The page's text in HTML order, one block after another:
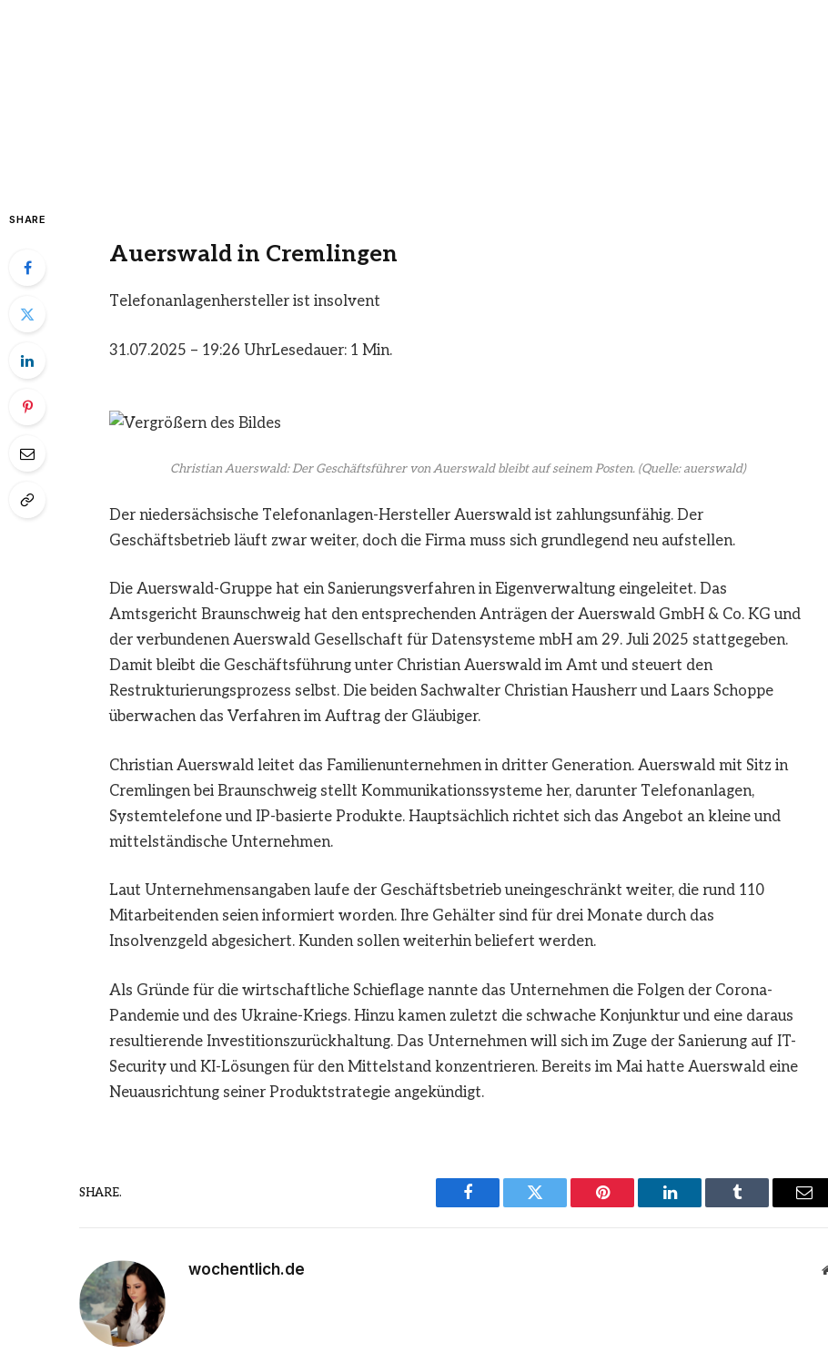
SHARE
Auerswald in Cremlingen
Telefonanlagenhersteller ist insolvent
31.07.2025 – 19:26 UhrLesedauer: 1 Min.
Christian Auerswald: Der Geschäftsführer von Auerswald bleibt auf seinem Posten.(Quelle: auerswald)
Der niedersächsische Telefonanlagen-Hersteller Auerswald ist zahlungsunfähig. Der
Geschäftsbetrieb läuft zwar weiter, doch die Firma muss sich grundlegend neu aufstellen.
Die Auerswald-Gruppe hat ein Sanierungsverfahren in Eigenverwaltung eingeleitet. Das
Amtsgericht Braunschweig hat den entsprechenden Anträgen der Auerswald GmbH & Co. KG und
der verbundenen Auerswald Gesellschaft für Datensysteme mbH am 29. Juli 2025 stattgegeben.
Damit bleibt die Geschäftsführung unter Christian Auerswald im Amt und steuert den
Restrukturierungsprozess selbst. Die beiden Sachwalter Christian Hausherr und Laars Schoppe
überwachen das Verfahren im Auftrag der Gläubiger.
Christian Auerswald leitet das Familienunternehmen in dritter Generation. Auerswald mit Sitz in
Cremlingen bei Braunschweig stellt Kommunikationssysteme her, darunter Telefonanlagen,
Systemtelefone und IP-basierte Produkte. Hauptsächlich richtet sich das Angebot an kleine und
mittelständische Unternehmen.
Laut Unternehmensangaben laufe der Geschäftsbetrieb uneingeschränkt weiter, die rund 110
Mitarbeitenden seien informiert worden. Ihre Gehälter sind für drei Monate durch das
Insolvenzgeld abgesichert. Kunden sollen weiterhin beliefert werden.
Als Gründe für die wirtschaftliche Schieflage nannte das Unternehmen die Folgen der Corona-
Pandemie und des Ukraine-Kriegs. Hinzu kamen zuletzt die schwache Konjunktur und eine daraus
resultierende Investitionszurückhaltung. Das Unternehmen will sich im Zuge der Sanierung auf IT-
Security und KI-Lösungen für den Mittelstand konzentrieren. Bereits im Mai hatte Auerswald eine
Neuausrichtung seiner Produktstrategie angekündigt.
SHARE.
Facebook Twitter Pinterest LinkedIn Tumblr
wochentlich.de